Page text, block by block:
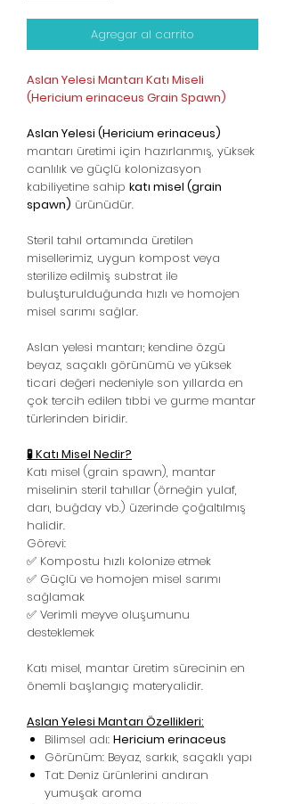
Agregar al carrito
Aslan Yelesi Mantarı Katı Miseli
(Hericium erinaceus Grain Spawn)
Aslan Yelesi (Hericium erinaceus)
mantarı üretimi için hazırlanmış, yüksek
canlılık ve güçlü kolonizasyon
kabiliyetine sahip katı misel (grain
spawn) ürünüdür.
Steril tahıl ortamında üretilen
misellerimiz, uygun kompost veya
sterilize edilmiş substrat ile
buluşturulduğunda hızlı ve homojen
misel sarımı sağlar.
Aslan yelesi mantarı; kendine özgü
beyaz, saçaklı görünümü ve yüksek
ticari değeri nedeniyle son yıllarda en
çok tercih edilen tıbbi ve gurme mantar
türlerinden biridir.
🧪 Katı Misel Nedir?
Katı misel (grain spawn), mantar
miselinin steril tahıllar (örneğin yulaf,
darı, buğday vb.) üzerinde çoğaltılmış
halidir.
Görevi:
✅ Kompostu hızlı kolonize etmek
✅ Güçlü ve homojen misel sarımı
sağlamak
✅ Verimli meyve oluşumunu
desteklemek
Katı misel, mantar üretim sürecinin en
önemli başlangıç materyalidir.
Aslan Yelesi Mantarı Özellikleri:
Bilimsel adı: Hericium erinaceus
Görünüm: Beyaz, sarkık, saçaklı yapı
Tat: Deniz ürünlerini andıran
yumuşak aroma